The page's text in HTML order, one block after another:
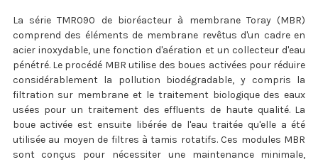
La série TMR090 de bioréacteur à membrane Toray (MBR)
comprend des éléments de membrane revêtus d'un cadre en
acier inoxydable, une fonction d'aération et un collecteur d'eau
pénétré. Le procédé MBR utilise des boues activées pour réduire
considérablement la pollution biodégradable, y compris la
filtration sur membrane et le traitement biologique des eaux
usées pour un traitement des effluents de haute qualité. La
boue activée est ensuite libérée de l'eau traitée qu'elle a été
utilisée au moyen de filtres à tamis rotatifs. Ces modules MBR
sont conçus pour nécessiter une maintenance minimale,